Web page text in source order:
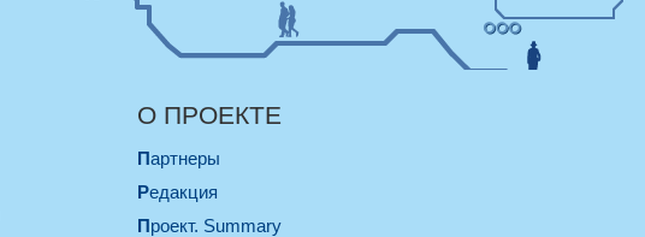
О ПРОЕКТЕ
Партнеры
Редакция
Проект. Summary